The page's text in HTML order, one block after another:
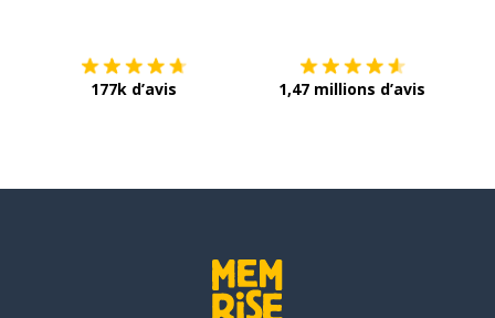
177k d’avis 1,47 millions d’avis